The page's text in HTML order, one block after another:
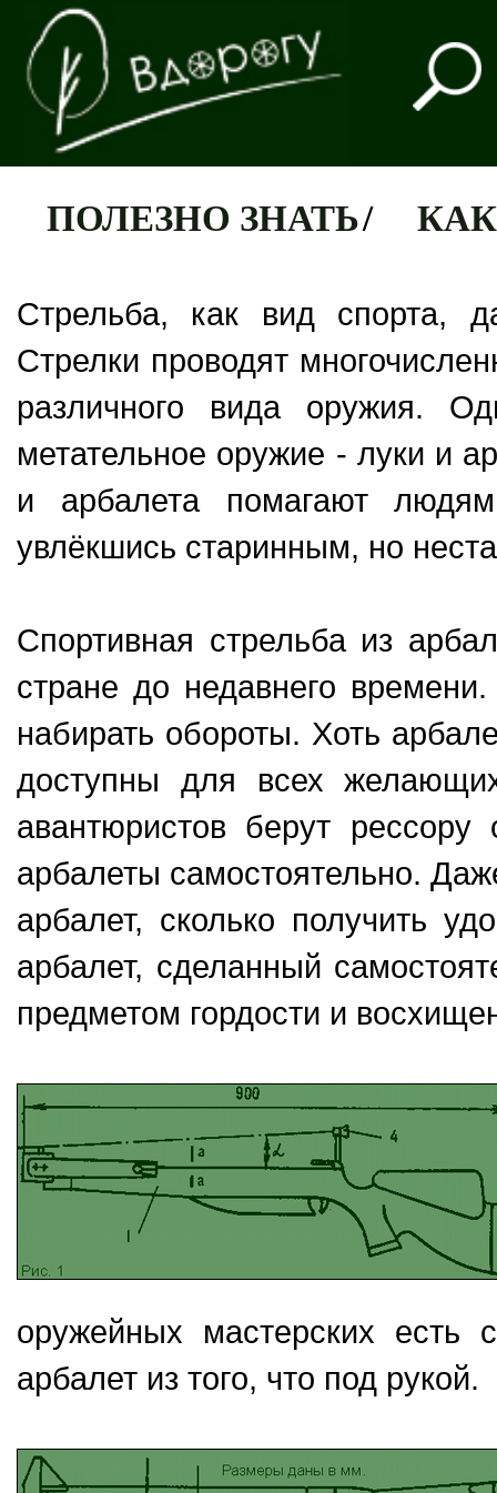
ПОЛЕЗНО ЗНАТЬ/
Стрельба, как вид спорта,
Стрелки проводят
различного вида оружия.
метательное оружие - луки и
и арбалета помагают
увлёкшись старинным, но
Спортивная стрельба из
стране до недавнего
набирать обороты. Хоть
доступны для всех
авантюристов берут
арбалеты самостоятельно.
арбалет, сколько получить
арбалет, сделанный
предметом гордости и
оружейных мастерских есть
арбалет из того, что под рукой.